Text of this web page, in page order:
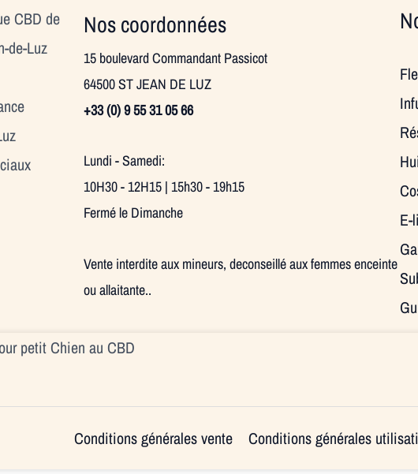
Nos coordonnées
15 boulevard Commandant Passicot
64500 ST JEAN DE LUZ
+33 (0) 9 55 31 05 66
Lundi - Samedi:
10H30 - 12H15 | 15h30 - 19h15
Fermé le Dimanche
Vente interdite aux mineurs, deconseillé aux femmes enceinte
ou allaitante..
E-
Conditions générales vente Conditions générales
petit Chien au CBD